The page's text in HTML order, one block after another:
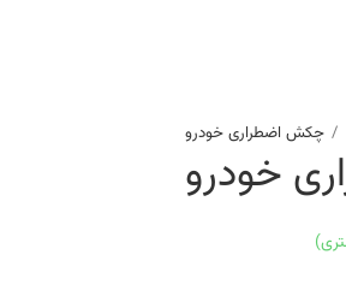
چکش اضطراری خودرو
خودرو